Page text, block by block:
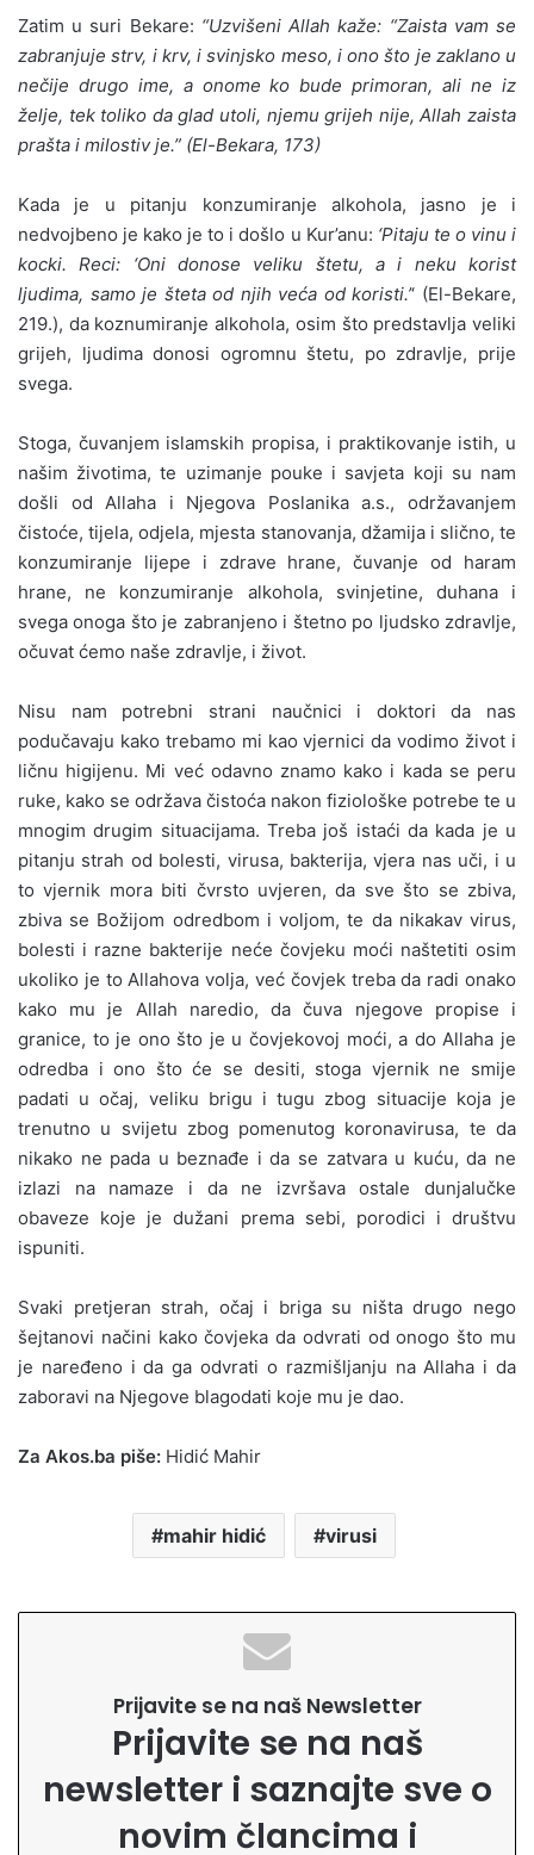
Zatim u suri Bekare: “Uzvišeni Allah kaže: “Zaista vam se
zabranjuje strv, i krv, i svinjsko meso, i ono što je zaklano u
nečije drugo ime, a onome ko bude primoran, ali ne iz
želje, tek toliko da glad utoli, njemu grijeh nije, Allah zaista
prašta i milostiv je.” (El-Bekara, 173)
Kada je u pitanju konzumiranje alkohola, jasno je i
nedvojbeno je kako je to i došlo u Kur’anu: ‘Pitaju te o vinu i
kocki. Reci: ‘Oni donose veliku štetu, a i neku korist
ljudima, samo je šteta od njih veća od koristi.’‘ (El-Bekare,
219.), da koznumiranje alkohola, osim što predstavlja veliki
grijeh, ljudima donosi ogromnu štetu, po zdravlje, prije
svega.
Stoga, čuvanjem islamskih propisa, i praktikovanje istih, u
našim životima, te uzimanje pouke i savjeta koji su nam
došli od Allaha i Njegova Poslanika a.s., održavanjem
čistoće, tijela, odjela, mjesta stanovanja, džamija i slično, te
konzumiranje lijepe i zdrave hrane, čuvanje od haram
hrane, ne konzumiranje alkohola, svinjetine, duhana i
svega onoga što je zabranjeno i štetno po ljudsko zdravlje,
očuvat ćemo naše zdravlje, i život.
Nisu nam potrebni strani naučnici i doktori da nas
podučavaju kako trebamo mi kao vjernici da vodimo život i
ličnu higijenu. Mi već odavno znamo kako i kada se peru
ruke, kako se održava čistoća nakon fiziološke potrebe te u
mnogim drugim situacijama. Treba još istaći da kada je u
pitanju strah od bolesti, virusa, bakterija, vjera nas uči, i u
to vjernik mora biti čvrsto uvjeren, da sve što se zbiva,
zbiva se Božijom odredbom i voljom, te da nikakav virus,
bolesti i razne bakterije neće čovjeku moći naštetiti osim
ukoliko je to Allahova volja, već čovjek treba da radi onako
kako mu je Allah naredio, da čuva njegove propise i
granice, to je ono što je u čovjekovoj moći, a do Allaha je
odredba i ono što će se desiti, stoga vjernik ne smije
padati u očaj, veliku brigu i tugu zbog situacije koja je
trenutno u svijetu zbog pomenutog koronavirusa, te da
nikako ne pada u beznađe i da se zatvara u kuću, da ne
izlazi na namaze i da ne izvršava ostale dunjalučke
obaveze koje je dužani prema sebi, porodici i društvu
ispuniti.
Svaki pretjeran strah, očaj i briga su ništa drugo nego
šejtanovi načini kako čovjeka da odvrati od onogo što mu
je naređeno i da ga odvrati o razmišljanju na Allaha i da
zaboravi na Njegove blagodati koje mu je dao.
Za Akos.ba piše: Hidić Mahir
mahir hidić virusi
Prijavite se na naš Newsletter
Prijavite se na naš
newsletter i saznajte sve o
novim člancima i